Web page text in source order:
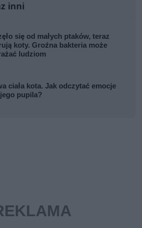
inni
się od małych ptaków, teraz
koty. Groźna bakteria może
ludziom
ciała kota. Jak odczytać emocje
pupila?